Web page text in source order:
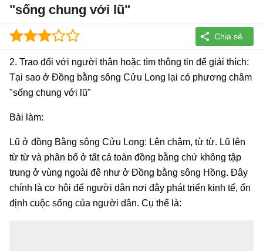
"sống chung với lũ"
2. Trao đổi với người thân hoặc tìm thông tin để giải thích:
Tại sao ở Đồng bằng sông Cửu Long lại có phương châm
"sống chung với lũ"
Bài làm:
Lũ ở đồng Bằng sông Cửu Long: Lên chậm, từ từ. Lũ lên
từ từ và phân bố ở tất cả toàn đồng bằng chứ không tập
trung ở vùng ngoài đê như ở Đồng bằng sông Hồng. Đây
chính là cơ hội để người dân nơi đây phát triển kinh tế, ổn
định cuộc sống của người dân. Cụ thể là: